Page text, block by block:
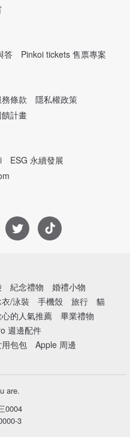
答 Pinkoi tickets 售票專案
務條款
隱私權政策
計畫
ESG 永續發展
紀念禮物
婚禮小物
/泳裝 手機殼 旅行
貓
的人氣推薦
畢業禮物
週邊配件
包包
Apple 周邊
are.
0004
3